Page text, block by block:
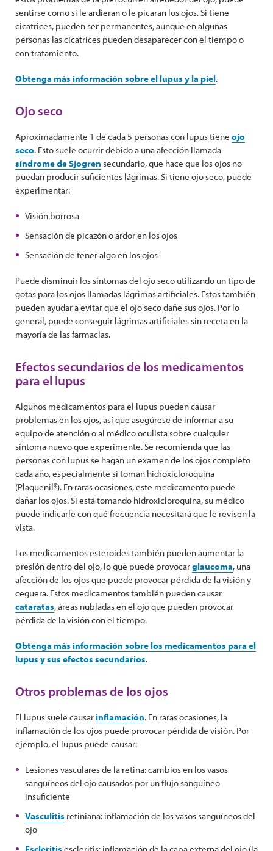
sentirse como si le ardieran o le picaran los ojos. Si tiene
cicatrices, pueden ser permanentes, aunque en algunas
personas las cicatrices pueden desaparecer con el tiempo o
con tratamiento.
Obtenga más información sobre el lupus y la piel.
Ojo seco
Aproximadamente 1 de cada 5 personas con lupus tiene ojo
seco. Esto suele ocurrir debido a una afección llamada
síndrome de Sjogren secundario, que hace que los ojos no
puedan producir suficientes lágrimas. Si tiene ojo seco, puede
experimentar:
Visión borrosa
Sensación de picazón o ardor en los ojos
Sensación de tener algo en los ojos
Puede disminuir los síntomas del ojo seco utilizando un tipo de
gotas para los ojos llamadas lágrimas artificiales. Estos también
pueden ayudar a evitar que el ojo seco dañe sus ojos. Por lo
general, puede conseguir lágrimas artificiales sin receta en la
mayoría de las farmacias.
Efectos secundarios de los medicamentos
para el lupus
Algunos medicamentos para el lupus pueden causar
problemas en los ojos, así que asegúrese de informar a su
equipo de atención o al médico oculista sobre cualquier
síntoma nuevo que experimente. Se recomienda que las
personas con lupus se hagan un examen de los ojos completo
cada año, especialmente si toman hidroxicloroquina
(Plaquenil®). En raras ocasiones, este medicamento puede
dañar los ojos. Si está tomando hidroxicloroquina, su médico
puede indicarle con qué frecuencia necesitará que le revisen la
vista.
Los medicamentos esteroides también pueden aumentar la
presión dentro del ojo, lo que puede provocarglaucoma, una
afección de los ojos que puede provocar pérdida de la visión y
ceguera. Estos medicamentos también pueden causar
cataratas, áreas nubladas en el ojo que pueden provocar
pérdida de la visión con el tiempo.
Obtenga más información sobre los medicamentos para el
lupus y sus efectos secundarios.
Otros problemas de los ojos
El lupus suele causar inflamación. En raras ocasiones, la
inflamación de los ojos puede provocar pérdida de visión. Por
ejemplo, el lupus puede causar:
Lesiones vasculares de la retina: cambios en los vasos
sanguíneos del ojo causados ​​por un flujo sanguíneo
insuficiente
Vasculitis retiniana: inflamación de los vasos sanguíneos del
ojo